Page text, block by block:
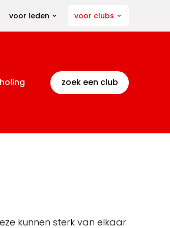
voor leden voor clubs
zoek een club
kunnen sterk van elkaar